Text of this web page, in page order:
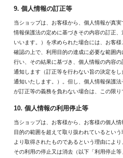
9. 個人情報の訂正等
当ショップは、お客様から、個人情報が真
情報保護法の定めに基づきその内容の訂正
いいます。）を求められた場合には、お客
確認の上で、利用目的の達成に必要な範囲
行い、その結果に基づき、個人情報の内容
通知します（訂正等を行わない旨の決定を
通知いたします。）。但し、個人情報保護
が訂正等の義務を負わない場合は、この限り
10. 個人情報の利用停止等
当ショップは、お客様から、お客様の個人
目的の範囲を超えて取り扱われているとい
より取得されたものであるという理由によ
その利用の停止又は消去（以下「利用停止